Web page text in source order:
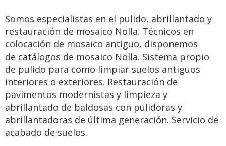
Somos especialistas en el pulido, abrillantado y
restauración de mosaico Nolla. Técnicos en
colocación de mosaico antiguo, disponemos
de catálogos de mosaico Nolla. Sistema propio
de pulido para como limpiar suelos antiguos
interiores o exteriores. Restauración de
pavimentos modernistas y limpieza y
abrillantado de baldosas con pulidoras y
abrillantadoras de última generación. Servicio de
acabado de suelos.